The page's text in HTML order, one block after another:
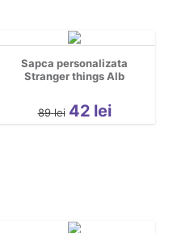
Sapca personalizata
Stranger things Alb
89 lei 42 lei